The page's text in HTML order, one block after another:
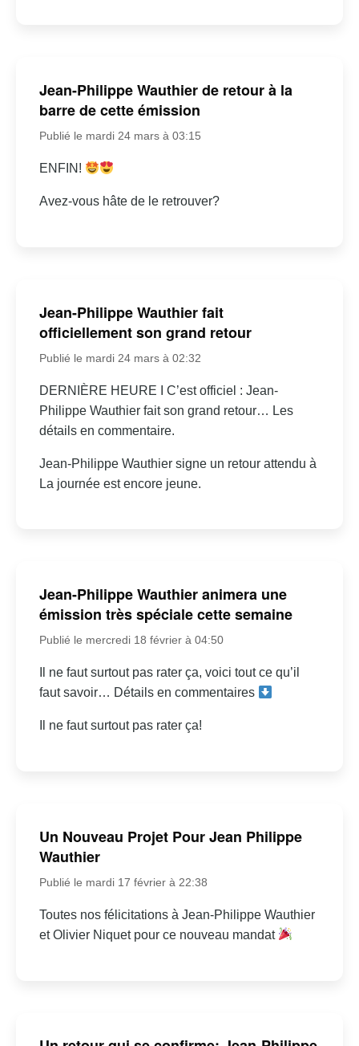
Jean-Philippe Wauthier de retour à la
barre de cette émission
Publié le mardi 24 mars à 03:15
ENFIN!
Avez-vous hâte de le retrouver?
Jean-Philippe Wauthier fait
officiellement son grand retour
Publié le mardi 24 mars à 02:32
DERNIÈRE HEURE I C’est officiel : Jean-
Philippe Wauthier fait son grand retour… Les
détails en commentaire.
Jean-Philippe Wauthier signe un retour attendu à
La journée est encore jeune.
Jean-Philippe Wauthier animera une
émission très spéciale cette semaine
Publié le mercredi 18 février à 04:50
Il ne faut surtout pas rater ça, voici tout ce qu’il
faut savoir… Détails en commentaires
Il ne faut surtout pas rater ça!
Un Nouveau Projet Pour Jean Philippe
Wauthier
Publié le mardi 17 février à 22:38
Toutes nos félicitations à Jean-Philippe Wauthier
et Olivier Niquet pour ce nouveau mandat